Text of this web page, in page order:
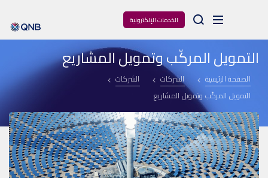
الخدمات الإلكترونية Arama
التمويل المركّب وتمويل المشاريع
الصفحة الرئيسية الشركات
الشركات
التمويل المركّب وتمويل المشاريع